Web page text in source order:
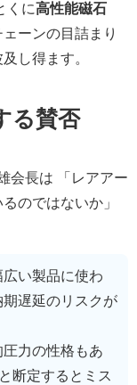
くに高性能磁石
ーンの目詰まり
し得ます。
る賛否
会長は 「レアアー
のではないか」
広い製品に使わ
遅延のリスクが
圧力の性格もあ
断定するとミス